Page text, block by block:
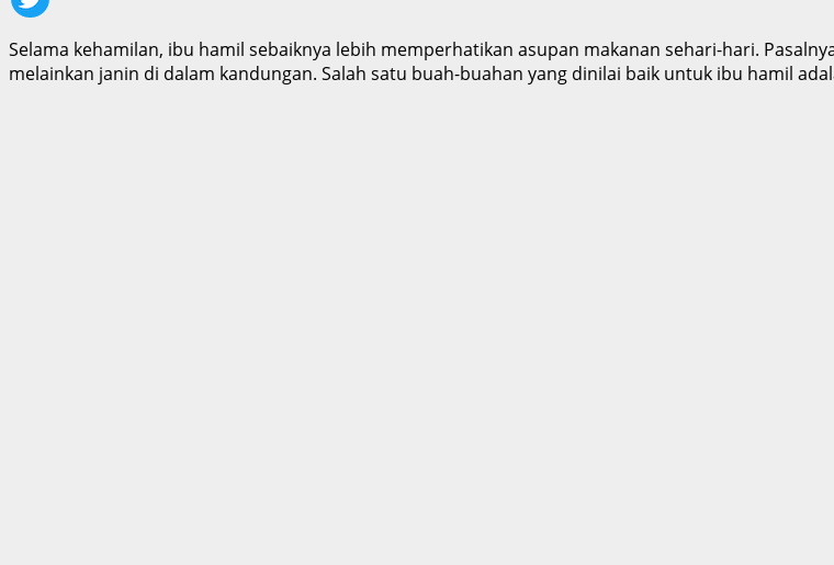
Selama kehamilan, ibu hamil sebaiknya lebih memperhatikan asupan makanan sehari-hari.
melainkan janin di dalam kandungan. Salah satu buah-buahan yang dinilai baik untuk ibu hamil